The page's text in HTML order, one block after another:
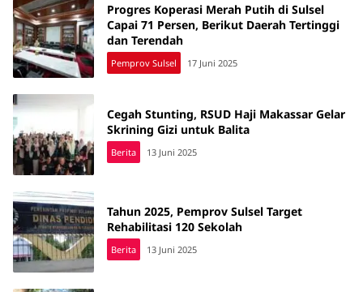
Progres Koperasi Merah Putih di Sulsel
Capai 71 Persen, Berikut Daerah Tertinggi
dan Terendah
Pemprov Sulsel 17 Juni 2025
Cegah Stunting, RSUD Haji Makassar Gelar
Skrining Gizi untuk Balita
Berita 13 Juni 2025
Tahun 2025, Pemprov Sulsel Target
Rehabilitasi 120 Sekolah
Berita 13 Juni 2025